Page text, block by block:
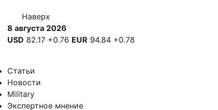
Наверх
8 августа 2026
USD 82.17 +0.76 EUR 94.84 +0.78
Статьи
Новости
Military
Экспертное мнение